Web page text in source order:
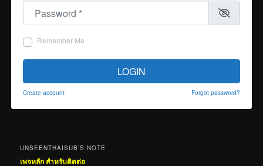
Password
Remember Me
LOGIN
Create account Forgot password?
UNSEENTHAISUB’S NOTE
เพจหลัก สำหรับติดต่อ